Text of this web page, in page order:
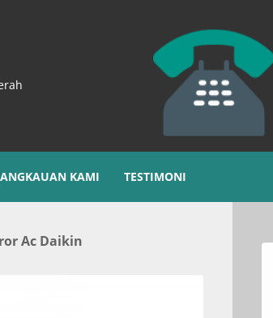
KAMI TESTIMONI
Ac Daikin